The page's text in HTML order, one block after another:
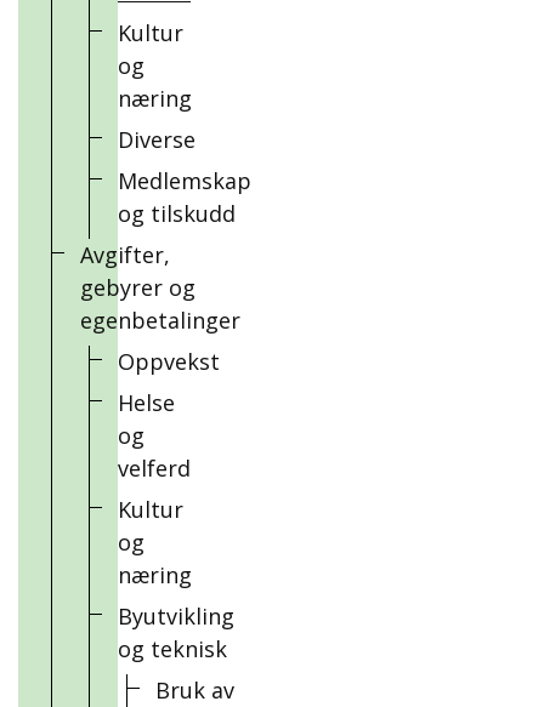
Kultur
og
næring
Diverse
Medlemskap
og tilskudd
Avgifter,
gebyrer og
egenbetalinger
Oppvekst
Helse
og
velferd
Kultur
og
næring
Byutvikling
og teknisk
Bruk av